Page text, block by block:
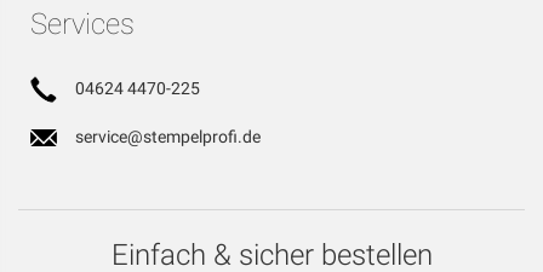
Services
04624 4470-225
service@stempelprofi.de
Einfach & sicher bestellen